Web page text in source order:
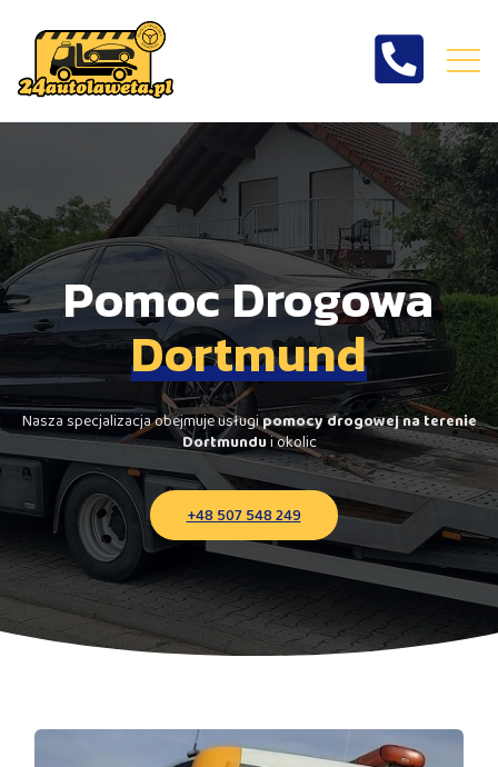
Pomoc drogowa
Dortmund
Pomoc Drogowa
Dortmund
Nasza specjalizacja obejmuje usługipomocy drogowej na terenie
Dortmundui okolic
+48 507 548 249